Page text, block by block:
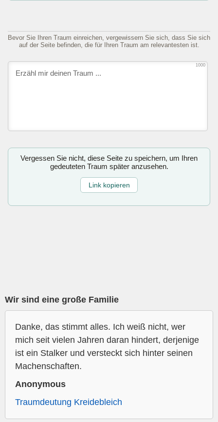
Bevor Sie Ihren Traum einreichen, vergewissern Sie sich, dass Sie sich
auf der Seite befinden, die für Ihren Traum am relevantesten ist.
1000
Vergessen Sie nicht, diese Seite zu speichern, um Ihren
gedeuteten Traum später anzusehen.
Link kopieren
Wir sind eine große Familie
Danke, das stimmt alles. Ich weiß nicht, wer
mich seit vielen Jahren daran hindert, derjenige
ist ein Stalker und versteckt sich hinter seinen
Machenschaften.
Anonymous
Traumdeutung Kreidebleich